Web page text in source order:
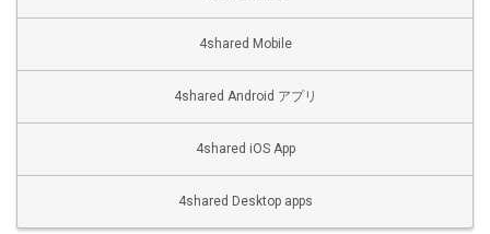
4shared Mobile
4shared Android アプリ
4shared iOS App
4shared Desktop apps